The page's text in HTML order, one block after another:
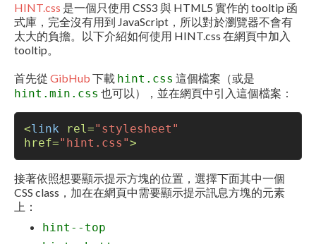
HINT.css 是一個只使用 CSS3 與 HTML5 實作的 tooltip 函
式庫，完全沒有用到 JavaScript，所以對於瀏覽器不會有
太大的負擔。以下介紹如何使用 HINT.css 在網頁中加入
tooltip。
首先從 GibHub 下載 hint.css 這個檔案（或是
hint.min.css 也可以），並在網頁中引入這個檔案：
<link rel="stylesheet"
href="hint.css">
接著依照想要顯示提示方塊的位置，選擇下面其中一個
CSS class，加在在網頁中需要顯示提示訊息方塊的元素
上：
hint--top